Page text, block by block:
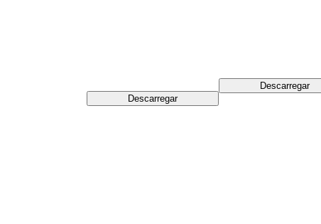
Descarregar
Descarregar